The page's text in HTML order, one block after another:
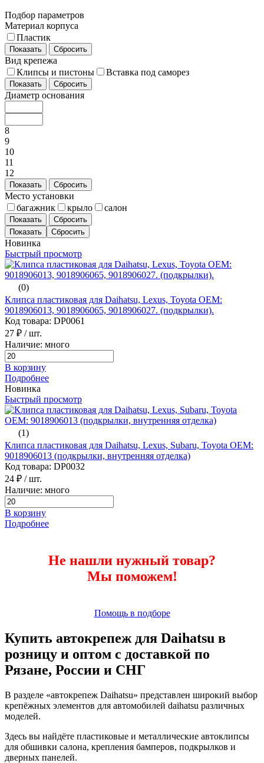
Подбор параметров
Материал корпуса
Пластик
Показать Сбросить
Вид крепежа
Клипсы и пистоны
Вставка под саморез
Показать Сбросить
Диаметр основания
8
9
10
11
12
Показать Сбросить
Место установки
багажник
крыло салон
Показать Сбросить
Новинка
Быстрый просмотр
(0)
Клипса пластиковая для Daihatsu, Lexus, Toyota ОЕМ:
9018906013, 9018906065, 9018906027. (подкрылки).
Код товара: DP0061
27 ₽ / шт.
Наличие: много
В корзину
Подробнее
Новинка
Быстрый просмотр
(1)
Клипса пластиковая для Daihatsu, Lexus, Subaru, Toyota ОЕМ:
9018906013 (подкрылки, внутренняя отделка)
Код товара: DP0032
24 ₽ / шт.
Наличие: много
В корзину
Подробнее
Не нашли нужный товар?
Мы поможем!
Помощь в подборе
Купить автокрепеж для Daihatsu в
розницу и оптом с доставкой по
Рязане, России и СНГ
В разделе «автокрепеж Daihatsu» представлен широкий выбор
крепёжных элементов для автомобилей daihatsu различных
моделей.
Здесь вы найдёте пластиковые и металлические автоклипсы
для обшивки салона, крепления бамперов, подкрылков и
дверных панелей.